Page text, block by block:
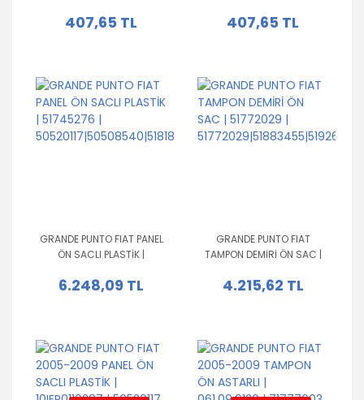
407,65 TL 407,65 TL
GRANDE PUNTO FIAT PANEL
ÖN SACLI PLASTİK |
50520117|50508540|51818308
6.248,09 TL
GRANDE PUNTO FIAT
TAMPON DEMİRİ ÖN SAC |
51772029|51883455|51926332
4.215,62 TL